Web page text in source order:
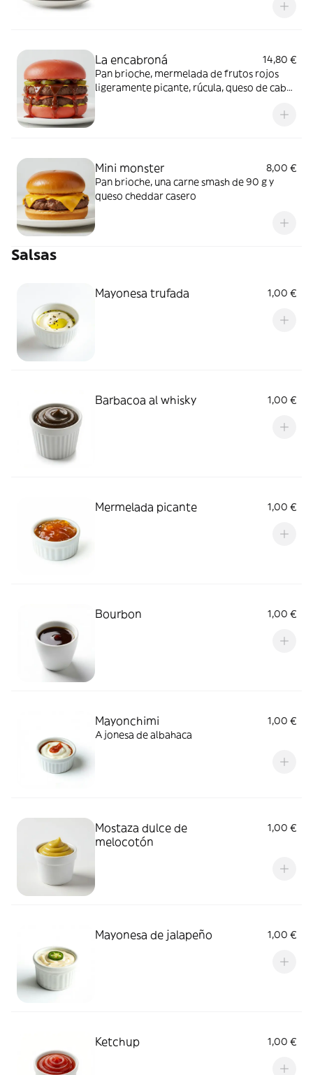
La encabroná
14,80 €
Pan brioche, mermelada de frutos rojos
ligeramente picante, rúcula, queso de cabra
Mini monster
8,00 €
Pan brioche, una carne smash de 90 g y
queso cheddar casero
Salsas
Mayonesa trufada 1,00 €
Barbacoa al whisky 1,00 €
Mermelada picante 1,00 €
Bourbon 1,00 €
Mayonchimi
1,00 €
Ajonesa de albahaca
Mostaza dulce de
melocotón
1,00 €
Mayonesa de jalapeño 1,00 €
Ketchup 1,00 €